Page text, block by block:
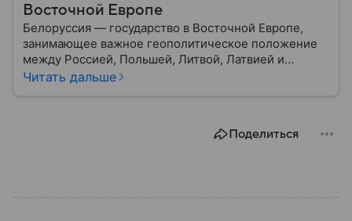
Восточной Европе
Белоруссия — государство в Восточной Европе,
занимающее важное геополитическое положение
между Россией, Польшей, Литвой, Латвией и
Украиной. Несмотря на свою небольшую
Читать дальше
Поделиться